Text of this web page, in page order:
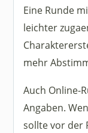
Eine Runde
leichter
mehr
Auch Online-
Angaben.
sollte vor der